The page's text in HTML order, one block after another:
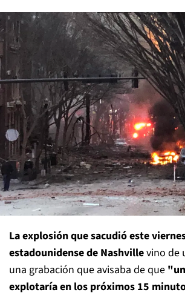
La explosión que sacudió este
estadounidense de Nashvillevino de
una grabación que avisaba de que
explotaría en los próximos 15